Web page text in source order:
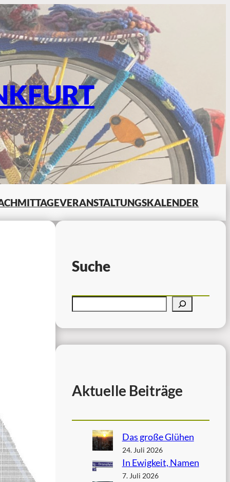
VERANSTALTUNGSKALENDER
Suche
Aktuelle Beiträge
Das große Glühen
24. Juli 2026
In Ewigkeit, Namen
7. Juli 2026